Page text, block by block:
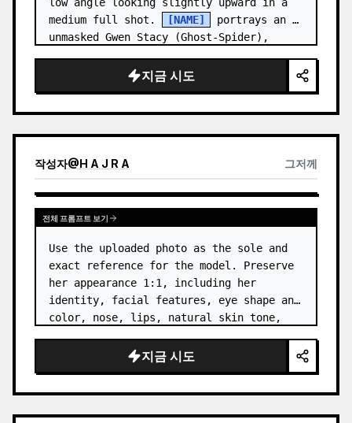
medium full shot.
[NAME]
portrays an
unmasked Gwen Stacy (Ghost-Spider),
지금 시도
작성자@H A J R A 그저께
전체 프롬프트 보기
Use the uploaded photo as the sole and
exact reference for the model. Preserve
her appearance 1:1, including her
identity, facial features, eye shape and
color, nose, lips, natural skin tone,
volume, texture, facial expressi…
지금 시도